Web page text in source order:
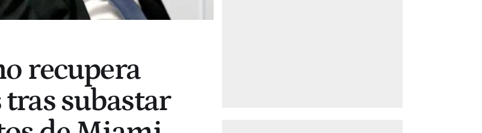
recupera
subastar